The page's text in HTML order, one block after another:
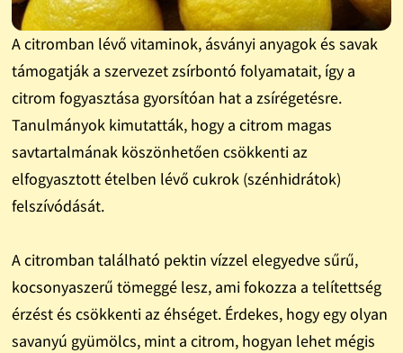
A citromban lévő vitaminok, ásványi anyagok és savak
támogatják a szervezet zsírbontó folyamatait, így a
citrom fogyasztása gyorsítóan hat a zsírégetésre.
Tanulmányok kimutatták, hogy a citrom magas
savtartalmának köszönhetően csökkenti az
elfogyasztott ételben lévő cukrok (szénhidrátok)
felszívódását.
A citromban található pektin vízzel elegyedve sűrű,
kocsonyaszerű tömeggé lesz, ami fokozza a telítettség
érzést és csökkenti az éhséget. Érdekes, hogy egy olyan
savanyú gyümölcs, mint a citrom, hogyan lehet mégis